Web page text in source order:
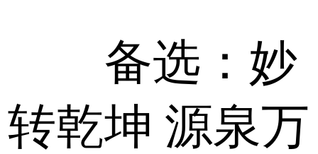
备选：妙
转乾坤 源泉万